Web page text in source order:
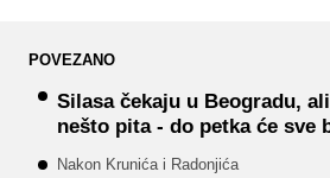
POVEZANO
Silasa čekaju u Beogradu,
nešto pita - do petka će sve
Nakon Krunića i Radonjića